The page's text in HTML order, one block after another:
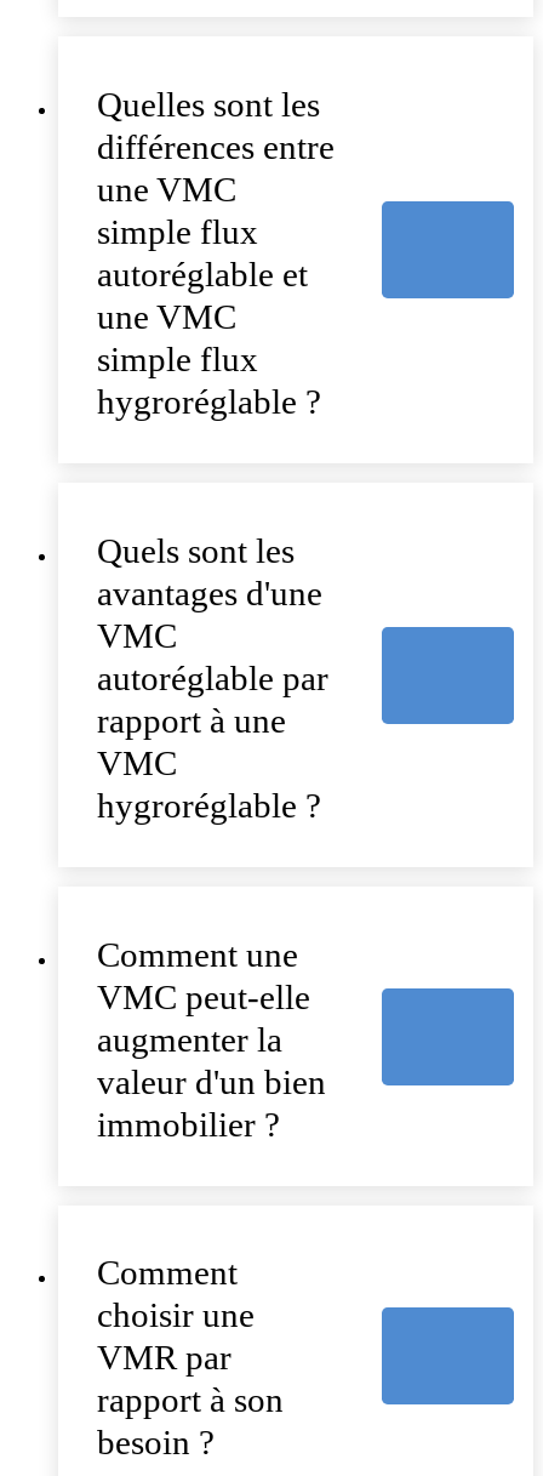
Quelles sont les
différences entre
une VMC
simple flux
autoréglable et
une VMC
simple flux
hygroréglable ?
Quels sont les
avantages d'une
VMC
autoréglable par
rapport à une
VMC
hygroréglable ?
Comment une
VMC peut-elle
augmenter la
valeur d'un bien
immobilier ?
Comment
choisir une
VMR par
rapport à son
besoin ?